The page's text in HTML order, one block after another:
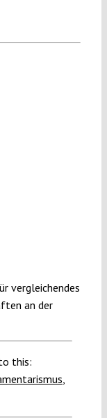
vergleichendes
an der
this: